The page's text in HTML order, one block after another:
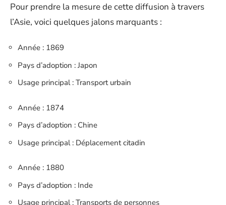
Pour prendre la mesure de cette diffusion à travers
l’Asie, voici quelques jalons marquants :
Année : 1869
Pays d’adoption : Japon
Usage principal : Transport urbain
Année : 1874
Pays d’adoption : Chine
Usage principal : Déplacement citadin
Année : 1880
Pays d’adoption : Inde
Usage principal : Transports de personnes